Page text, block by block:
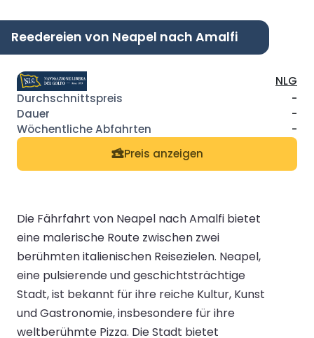
Reedereien von Neapel nach Amalfi
NLG
-
-
-
Preis anzeigen
Die Fährfahrt von Neapel nach Amalfi bietet
eine malerische Route zwischen zwei
berühmten italienischen Reisezielen. Neapel,
eine pulsierende und geschichtsträchtige
Stadt, ist bekannt für ihre reiche Kultur, Kunst
und Gastronomie, insbesondere für ihre
weltberühmte Pizza. Die Stadt bietet